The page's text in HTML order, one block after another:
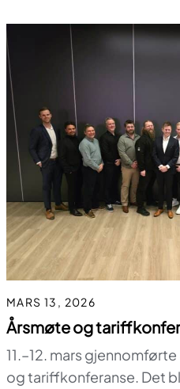
MARS 13, 2026
Årsmøte og
11.–12. mars
og tariffkonferanse. Det